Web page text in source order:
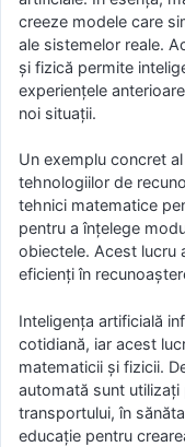
creeze modele care
ale sistemelor reale.
și fizică permite
experiențele
noi situații.
Un exemplu concret
tehnologiilor de
tehnici matematice
pentru a înțelege
obiectele. Acest lucru
eficienți în
Inteligența artificială
cotidiană, iar acest
matematicii și fizicii.
automată sunt utilizați
transportului, în
educație pentru